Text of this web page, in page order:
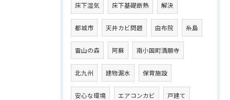
床下湿気 床下基礎断熱 解決
都城市 天井カビ問題 由布院 糸島
雷山の森 阿蘇 南小国町満願寺
北九州 建物漏水 保育施設
安心な環境 エアコンカビ 戸建て